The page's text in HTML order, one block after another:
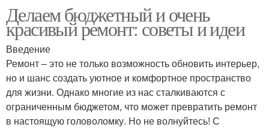
Делаем бюджетный и очень
красивый ремонт: советы и идеи
Введение
Ремонт – это не только возможность обновить интерьер,
но и шанс создать уютное и комфортное пространство
для жизни. Однако многие из нас сталкиваются с
ограниченным бюджетом, что может превратить ремонт
в настоящую головоломку. Но не волнуйтесь! С